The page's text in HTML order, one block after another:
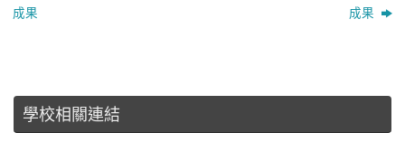
成果
成果
學校相關連結